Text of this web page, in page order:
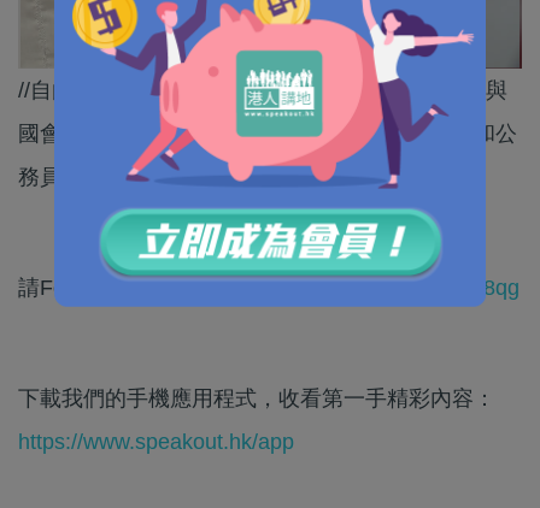
//自由從來不是絕對，何解美國當局一方面追究參與
國會暴亂的民眾、公務員，但又認為香港啲暴徒和公
務員有特權？//
請Follow我們的YouTube頻道：https://bit.ly/2kgU8qg
下載我們的手機應用程式，收看第一手精彩內容：
https://www.speakout.hk/app